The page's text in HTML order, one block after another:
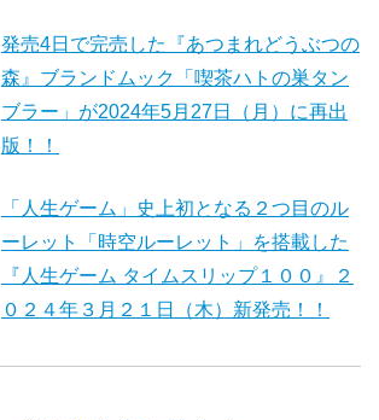
発売4日で完売した『あつまれどうぶつの
森』ブランドムック「喫茶ハトの巣タン
ブラー」が2024年5月27日（月）に再出
版！！
「人生ゲーム」史上初となる２つ目のル
ーレット「時空ルーレット」を搭載した
『人生ゲーム タイムスリップ１００』２
０２４年３月２１日（木）新発売！！